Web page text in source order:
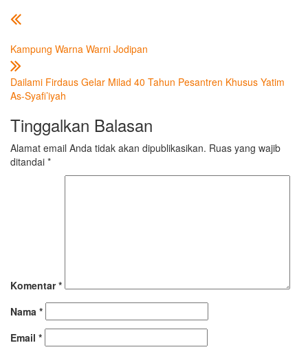
Kampung Warna Warni Jodipan
Dailami Firdaus Gelar Milad 40 Tahun Pesantren Khusus Yatim
As-Syafi’iyah
Tinggalkan Balasan
Alamat email Anda tidak akan dipublikasikan. Ruas yang wajib
ditandai *
Komentar*
Nama *
Email *